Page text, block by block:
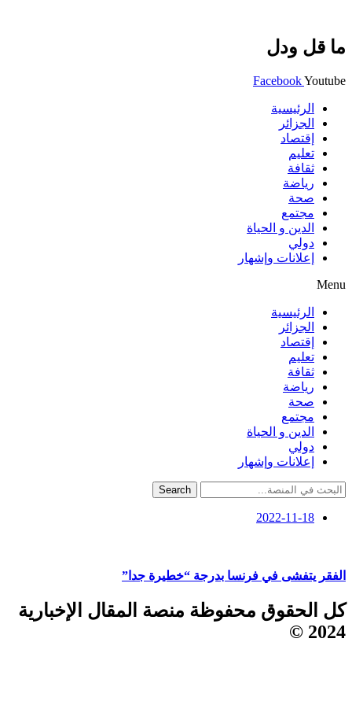
ما قل ودل
FacebookYoutube
الرئيسية
الجزائر
إقتصاد
تعليم
ثقافة
رياضة
صحة
مجتمع
الدين و الحياة
دولي
إعلانات وإشهار
Menu
الرئيسية
الجزائر
إقتصاد
تعليم
ثقافة
رياضة
صحة
مجتمع
الدين و الحياة
دولي
إعلانات وإشهار
Search
2022-11-18
الفقر يتفشى في فرنسا بدرجة “خطيرة جدا”
كل الحقوق محفوظة منصة المقال الإخبارية
2024 ©